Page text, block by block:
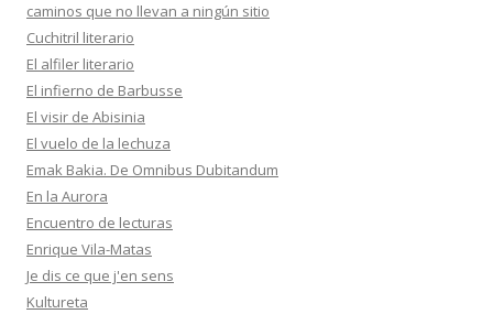
caminos que no llevan a ningún sitio
Cuchitril literario
El alfiler literario
El infierno de Barbusse
El visir de Abisinia
El vuelo de la lechuza
Emak Bakia. De Omnibus Dubitandum
En la Aurora
Encuentro de lecturas
Enrique Vila-Matas
Je dis ce que j'en sens
Kultureta